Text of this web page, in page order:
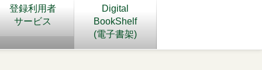
登録利用者
サービス
Digital
BookShelf
(電子書架)